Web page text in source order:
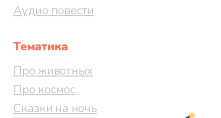
Аудио повести
Тематика
Про животных
Про космос
Сказки на ночь